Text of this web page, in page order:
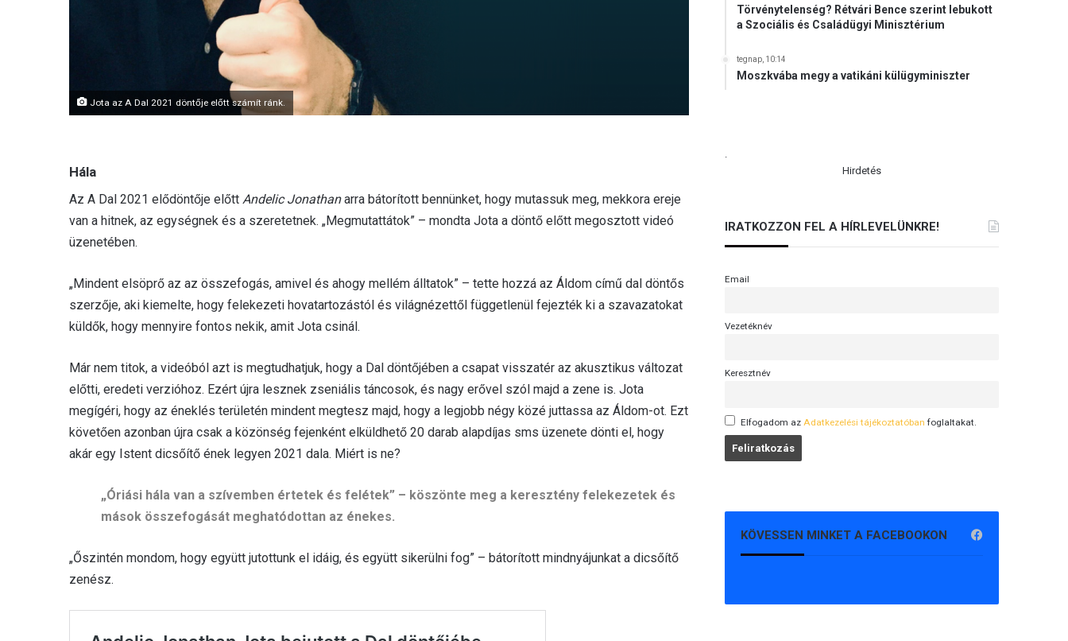
Jota az A Dal 2021 döntője előtt számít ránk.
Hála
Az A Dal 2021 elődöntője előtt Andelic Jonathanarra bátorított bennünket, hogy mutassuk meg, mekkora ereje
van a hitnek, az egységnek és a szeretetnek. „Megmutattátok” – mondta Jota a döntő előtt megosztott videó
üzenetében.
„Mindent elsöprő az az összefogás, amivel és ahogy mellém álltatok” – tette hozzá az Áldom című dal döntős
szerzője, aki kiemelte, hogy felekezeti hovatartozástól és világnézettől függetlenül fejezték ki a szavazatokat
küldők, hogy mennyire fontos nekik, amit Jota csinál.
Már nem titok, a videóból azt is megtudhatjuk, hogy a Dal döntőjében a csapat visszatér az akusztikus változat
előtti, eredeti verzióhoz. Ezért újra lesznek zseniális táncosok, és nagy erővel szól majd a zene is. Jota
megígéri, hogy az éneklés területén mindent megtesz majd, hogy a legjobb négy közé juttassa az Áldom-ot. Ezt
követően azonban újra csak a közönség fejenként elküldhető 20 darab alapdíjas sms üzenete dönti el, hogy
akár egy Istent dicsőítő ének legyen 2021 dala. Miért is ne?
„Óriási hála van a szívemben értetek és felétek” – köszönte meg a keresztény felekezetek és
mások összefogását meghatódottan az énekes.
„Őszintén mondom, hogy együtt jutottunk el idáig, és együtt sikerülni fog” – bátorított mindnyájunkat a dicsőítő
zenész.
Törvénytelenség? Rétvári Bence szerint lebukott
a Szociális és Családügyi Minisztérium
tegnap, 10:14
Moszkvába megy a vatikáni külügyminiszter
.
Hirdetés
IRATKOZZON FEL A HÍRLEVELÜNKRE!
Email
Vezetéknév
Keresztnév
Elfogadom az Adatkezelési tájékoztatóban foglaltakat.
KÖVESSEN MINKET A FACEBOOKON